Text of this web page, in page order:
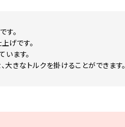
す。
げです。
ます。
きなトルクを掛けることができます。